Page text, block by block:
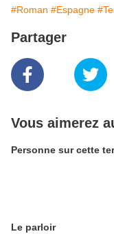
#Roman #Espagne
Partager
Vous aimerez
Personne sur cette
Le parloir